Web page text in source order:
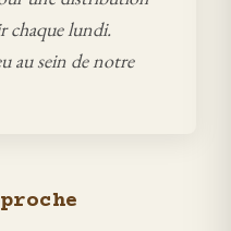
chaque lundi.
au sein de notre